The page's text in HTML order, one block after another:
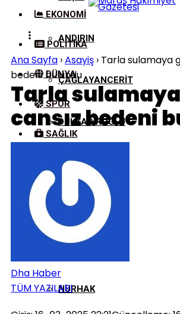
ANDIRIN
ÇAĞLAYANCERIT
DULKADIROĞLU
EKINÖZÜ
ELBISTAN
GÖKSUN
NURHAK
EKONOMI
POLITIKA
DÜNYA
SPOR
SAĞLIK
KÜLTÜR/SANAT
Ana Sayfa ›Asayiş › Tarla sulamaya
bedeni bulundu
Tarla
cansız bedeni
Dha Haber
TÜM YAZILARI